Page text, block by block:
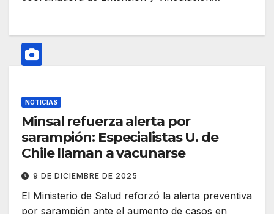
NOTICIAS
Minsal refuerza alerta por
sarampión: Especialistas U. de
Chile llaman a vacunarse
9 DE DICIEMBRE DE 2025
El Ministerio de Salud reforzó la alerta preventiva
por sarampión ante el aumento de casos en